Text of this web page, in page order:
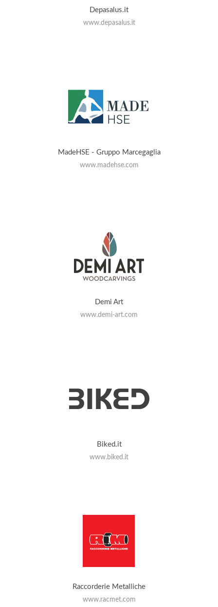
Depasalus.it
www.depasalus.it
MadeHSE - Gruppo Marcegaglia
www.madehse.com
Demi Art
www.demi-art.com
Biked.it
www.biked.it
Raccorderie Metalliche
www.racmet.com